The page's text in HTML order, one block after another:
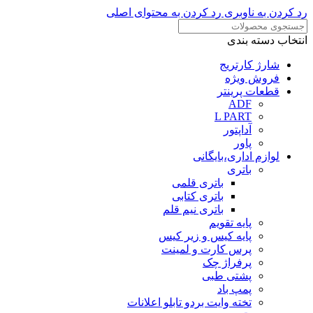
رد کردن به ناوبری رد کردن به محتوای اصلی
انتخاب دسته بندی
شارژ کارتریج
فروش ویژه
قطعات پرینتر
ADF
L PART
آداپتور
پاور
لوازم اداری،بایگانی
باتری
باتری قلمی
باتری کتابی
باتری نیم قلم
پایه تقویم
پایه کیس و زیر کیس
پرس کارت و لمینت
پرفراژ چک
پشتی طبی
پمپ باد
تخته وایت بردو تابلو اعلانات